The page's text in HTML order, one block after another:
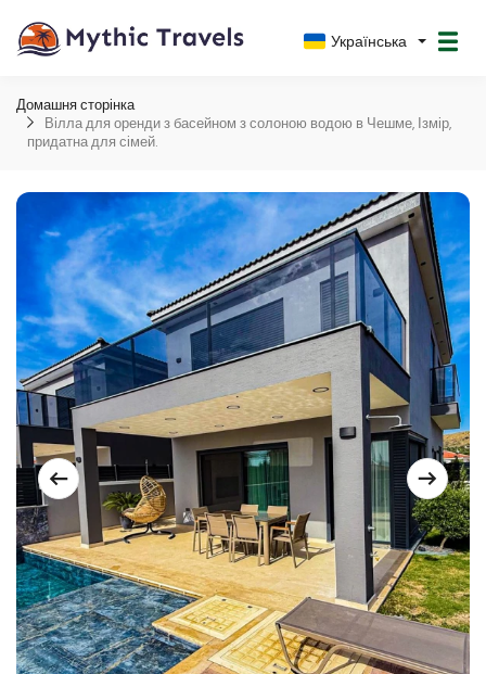
Українська
Домашня сторінка
Вілла для оренди з басейном з солоною водою в Чешме, Ізмір,
придатна для сімей.